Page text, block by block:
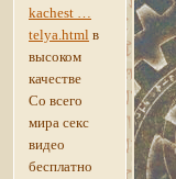
kachest …
telya.html в
высоком
качестве
Со всего
мира секс
видео
бесплатно